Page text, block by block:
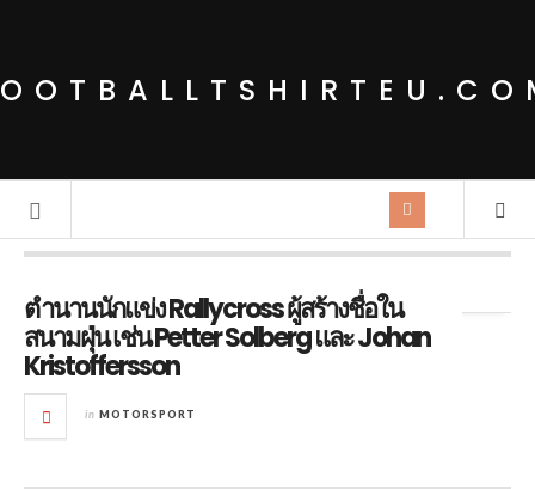
ตำนานนักแข่ง Rallycross ผู้สร้างชื่อใน
สนามฝุ่น เช่น Petter Solberg และ Johan
Kristoffersson
in MOTORSPORT